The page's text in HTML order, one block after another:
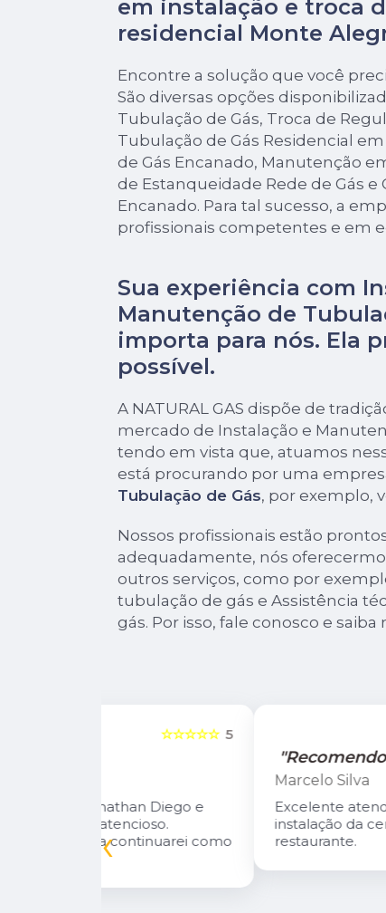
em instalação e troca
residencial Monte
Encontre a solução que você
São diversas opções
Tubulação de Gás, Troca de
Tubulação de Gás Residencial
de Gás Encanado, Manutenção
de Estanqueidade Rede de Gás e
Encanado. Para tal sucesso, a
profissionais competentes e em
Sua experiência com
Manutenção de
importa para nós. Ela
possível.
A NATURAL GAS dispõe de
mercado de Instalação e
tendo em vista que, atuamos
está procurando por uma
Tubulação de Gás, por exemplo,
Nossos profissionais estão
adequadamente, nós
outros serviços, como por
tubulação de gás e Assistência
gás. Por isso, fale conosco e saiba
Excelente atendimento! Fizeram a
instalação da central de gás do meu
restaurante.
‹